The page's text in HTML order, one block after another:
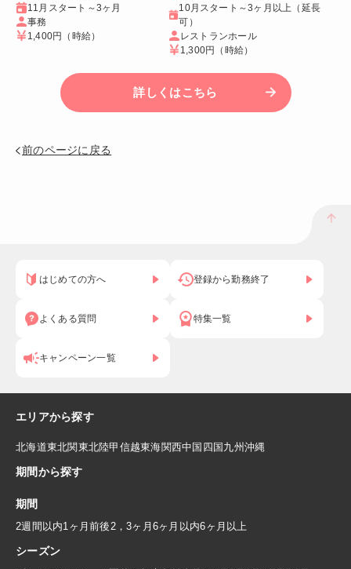
11月スタート～3ヶ月
事務
1,400円 （時給）
10月スタート～3ヶ月以上（延長
可）
レストランホール
1,300円 （時給）
詳しくはこちら
前のページに戻る
はじめての方へ 登録から勤務終了
よくある質問 特集一覧
キャンペーン一覧
エリアから探す
北海道東北関東北陸甲信越東海関西中国 四国九州沖縄
期間から探す
期間
2週間以内1ヶ月前後 2，3ヶ月 6ヶ月以内6ヶ月以上
シーズン